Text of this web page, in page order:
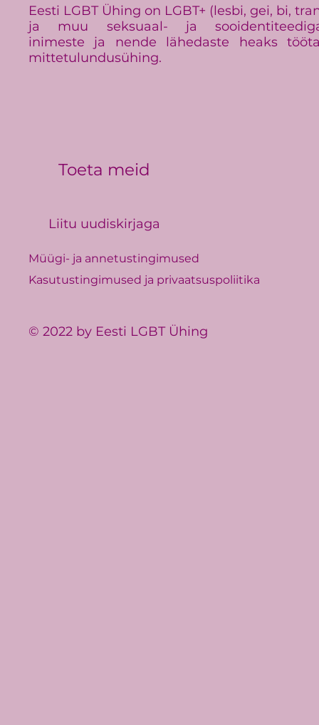
Eesti LGBT Ühing on LGBT+ (lesbi, gei, bi,
ja muu seksuaal- ja
inimeste ja nende lähedaste heaks
mittetulundusühing.
Toeta meid
Liitu uudiskirjaga
Müügi- ja annetustingimused
Kasutustingimused ja privaatsuspoliitika
© 2022 by Eesti LGBT Ühing